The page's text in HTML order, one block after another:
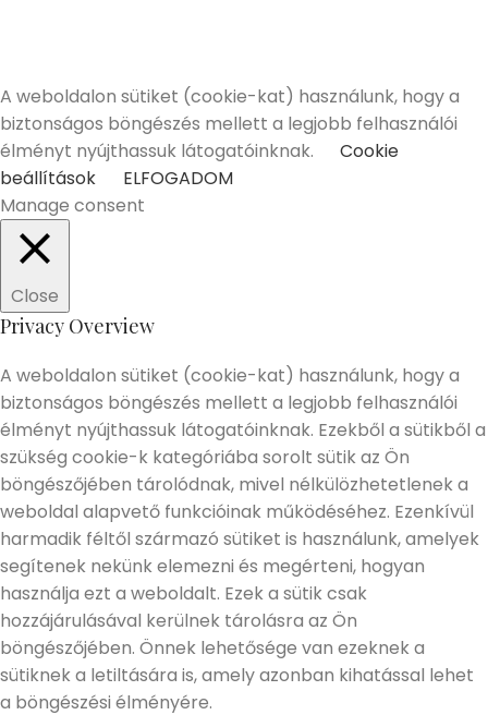
A weboldalon sütiket (cookie-kat) használunk, hogy a
biztonságos böngészés mellett a legjobb felhasználói
élményt nyújthassuk látogatóinknak.
Cookie
beállítások
ELFOGADOM
Manage consent
Close
Privacy Overview
A weboldalon sütiket (cookie-kat) használunk, hogy a
biztonságos böngészés mellett a legjobb felhasználói
élményt nyújthassuk látogatóinknak. Ezekből a sütikből a
szükség cookie-k kategóriába sorolt sütik az Ön
böngészőjében tárolódnak, mivel nélkülözhetetlenek a
weboldal alapvető funkcióinak működéséhez. Ezenkívül
harmadik féltől származó sütiket is használunk, amelyek
segítenek nekünk elemezni és megérteni, hogyan
használja ezt a weboldalt. Ezek a sütik csak
hozzájárulásával kerülnek tárolásra az Ön
böngészőjében. Önnek lehetősége van ezeknek a
sütiknek a letiltására is, amely azonban kihatással lehet
a böngészési élményére.